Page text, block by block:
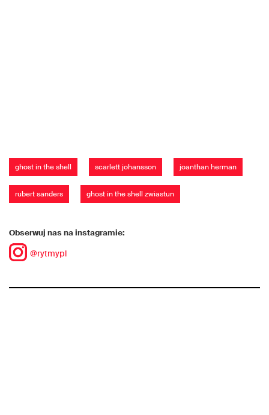
ghost in the shell scarlett johansson joanthan herman
rubert sanders ghost in the shell zwiastun
Obserwuj nas na instagramie:
@rytmypl